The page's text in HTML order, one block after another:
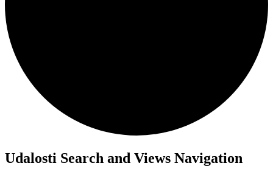
Udalosti Search and Views Navigation